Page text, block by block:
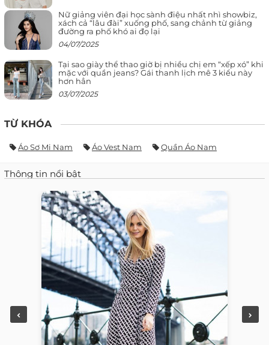
Nữ giảng viên đại học sành điệu nhất nhì showbiz,
xách cả “lâu đài” xuống phố, sang chảnh từ giảng
đường ra phố khó ai đọ lại
04/07/2025
Tại sao giày thể thao giờ bị nhiều chị em “xếp xó” khi
mặc với quần jeans? Gái thanh lịch mê 3 kiểu này
hơn hẳn
03/07/2025
TỪ KHÓA
Áo Sơ Mi Nam Áo Vest Nam Quần Áo Nam
Thông tin nổi bật